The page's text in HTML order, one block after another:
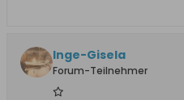
Inge-Gisela
Forum-Teilnehmer